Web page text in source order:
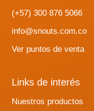
(+57) 300 876 5066
info@snouts.com.co
Ver puntos de venta
Links de interés
Nuestros productos